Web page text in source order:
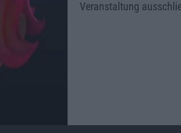
Veranstaltung